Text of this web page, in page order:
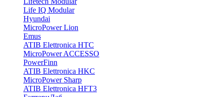
Life IQ Modular
Hyundai
MicroPower Lion
Emus
ATIB Elettronica HTC
MicroPower ACCESSO
PowerFinn
ATIB Elettronica HKC
MicroPower Sharp
ATIB Elettronica HFT3